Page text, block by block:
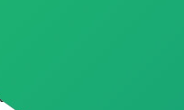
em Colecionismo se
e ativos da
Verifique as regras do